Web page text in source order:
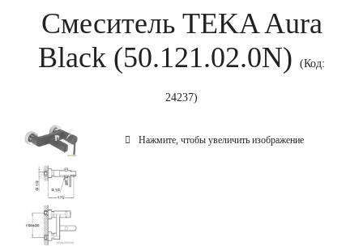
Смеситель TEKA Aura
Black (50.121.02.0N)
(Код:
24237)
Нажмите, чтобы увеличить изображение